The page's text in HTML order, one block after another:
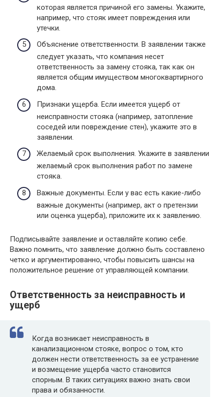
которая является причиной его замены. Укажите,
например, что стояк имеет повреждения или
утечки.
Объяснение ответственности. В заявлении также
следует указать, что компания несет
ответственность за замену стояка, так как он
является общим имуществом многоквартирного
дома.
Признаки ущерба. Если имеется ущерб от
неисправности стояка (например, затопление
соседей или повреждение стен), укажите это в
заявлении.
Желаемый срок выполнения. Укажите в заявлении
желаемый срок выполнения работ по замене
стояка.
Важные документы. Если у вас есть какие-либо
важные документы (например, акт о претензии
или оценка ущерба), приложите их к заявлению.
Подписывайте заявление и оставляйте копию себе.
Важно помнить, что заявление должно быть составлено
четко и аргументированно, чтобы повысить шансы на
положительное решение от управляющей компании.
Ответственность за неисправность и
ущерб
Когда возникает неисправность в
канализационном стояке, вопрос о том, кто
должен нести ответственность за ее устранение
и возмещение ущерба часто становится
спорным. В таких ситуациях важно знать свои
права и обязанности.